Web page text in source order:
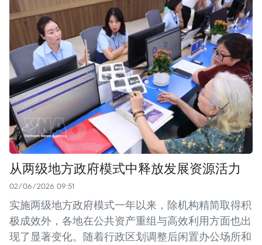
从两级地方政府模式中释放发展资源活力
02/06/2026 09:51
实施两级地方政府模式一年以来，除机构精简取得积
极成效外，各地在公共资产重组与高效利用方面也出
现了显著变化。随着行政区划调整后闲置办公场所和